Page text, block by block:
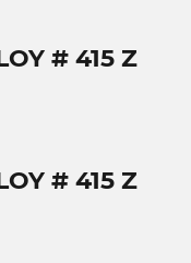
# 415 Z
# 415 Z